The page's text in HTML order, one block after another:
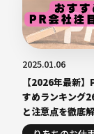
2025.01.06
【2026年最新】
すめランキング
と注意点を徹底